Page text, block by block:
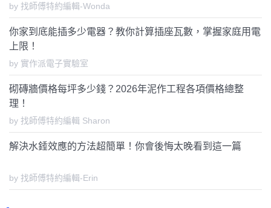
by 找師傅特約編輯-Wonda
你家到底能插多少電器？教你計算插座瓦數，掌握家庭用電
上限！
by 實作派電子實驗室
砌磚牆價格每坪多少錢？2026年泥作工程各項價格總整
理！
by 找師傅特約編輯 Sharon
解決水錘效應的方法超簡單！你會後悔太晚看到這一篇
by 找師傅特約編輯-Erin